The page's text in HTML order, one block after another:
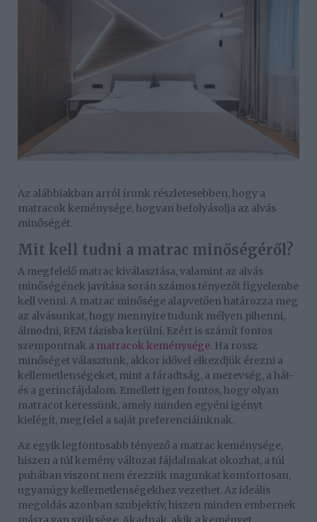
Az alábbiakban arról írunk részletesebben, hogy a
matracok keménysége, hogyan befolyásolja az alvás
minőségét.
Mit kell tudni a matrac minőségéről?
A megfelelő matrac kiválasztása, valamint az alvás
minőségének javítása során számos tényezőt figyelembe
kell venni. A matrac minősége alapvetően határozza meg
az alvásunkat, hogy mennyire tudunk mélyen pihenni,
álmodni, REM fázisba kerülni. Ezért is számít fontos
szempontnak a matracok keménysége. Ha rossz
minőséget választunk, akkor idővel elkezdjük érezni a
kellemetlenségeket, mint a fáradtság, a merevség, a hát-
és a gerincfájdalom. Emellett igen fontos, hogy olyan
matracot keressünk, amely minden egyéni igényt
kielégít, megfelel a saját preferenciáinknak.
Az egyik legfontosabb tényező a matrac keménysége,
hiszen a túl kemény változat fájdalmakat okozhat, a túl
puhában viszont nem érezzük magunkat komfortosan,
ugyanúgy kellemetlenségekhez vezethet. Az ideális
megoldás azonban szubjektív, hiszen minden embernek